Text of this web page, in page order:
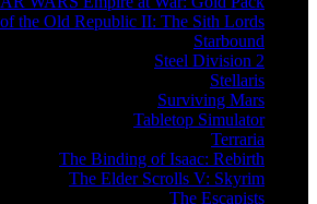
the Old Republic II: The Sith Lords
Starbound
Steel Division 2
Stellaris
Surviving Mars
Tabletop Simulator
Terraria
The Binding of Isaac: Rebirth
The Elder Scrolls V: Skyrim
The Escapists